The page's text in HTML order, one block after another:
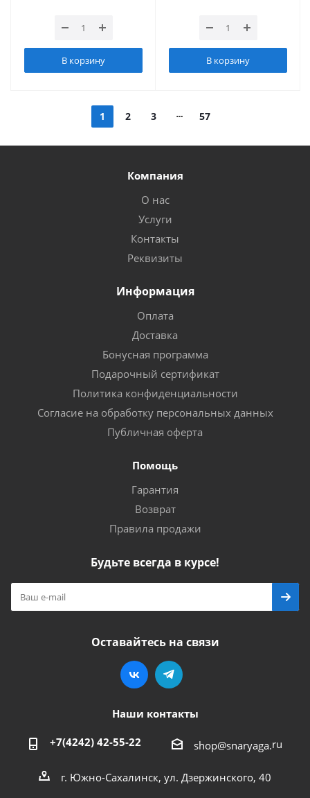
В корзину В корзину
1 2 3 57
Компания
О нас
Услуги
Контакты
Реквизиты
Информация
Оплата
Доставка
Бонусная программа
Подарочный сертификат
Политика конфиденциальности
Согласие на обработку персональных данных
Публичная оферта
Помощь
Гарантия
Возврат
Правила продажи
Будьте всегда в курсе!
Оставайтесь на связи
Наши контакты
+7(4242) 42-55-22 shop@snaryaga.ru
г. Южно-Сахалинск, ул. Дзержинского, 40